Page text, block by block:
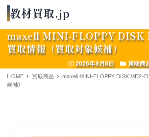
maxell MINI-FLOPPY DISK
買取情報（買取対象候補）
投稿日
2025年8月8日 カテゴリ
買取商
HOME 買取商品
maxell MINI-FLOPPY DISK MD2-D
候補）